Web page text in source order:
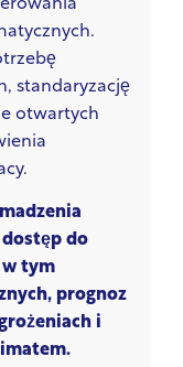
standaryzację
otwartych
do
w tym
prognoz
i